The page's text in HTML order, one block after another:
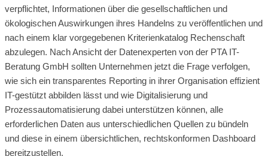
verpflichtet, Informationen über die gesellschaftlichen und
ökologischen Auswirkungen ihres Handelns zu veröffentlichen und
nach einem klar vorgegebenen Kriterienkatalog Rechenschaft
abzulegen. Nach Ansicht der Datenexperten von der PTA IT-
Beratung GmbH sollten Unternehmen jetzt die Frage verfolgen,
wie sich ein transparentes Reporting in ihrer Organisation effizient
IT-gestützt abbilden lässt und wie Digitalisierung und
Prozessautomatisierung dabei unterstützen können, alle
erforderlichen Daten aus unterschiedlichen Quellen zu bündeln
und diese in einem übersichtlichen, rechtskonformen Dashboard
bereitzustellen.